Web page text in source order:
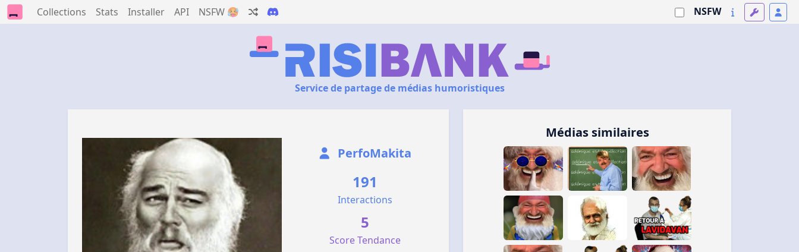
Collections Stats Installer API NSFW 🥵 NSFW
Service de partage de médias humoristiques
PerfoMakita
191
Interactions
5
Score Tendance
Médias similaires